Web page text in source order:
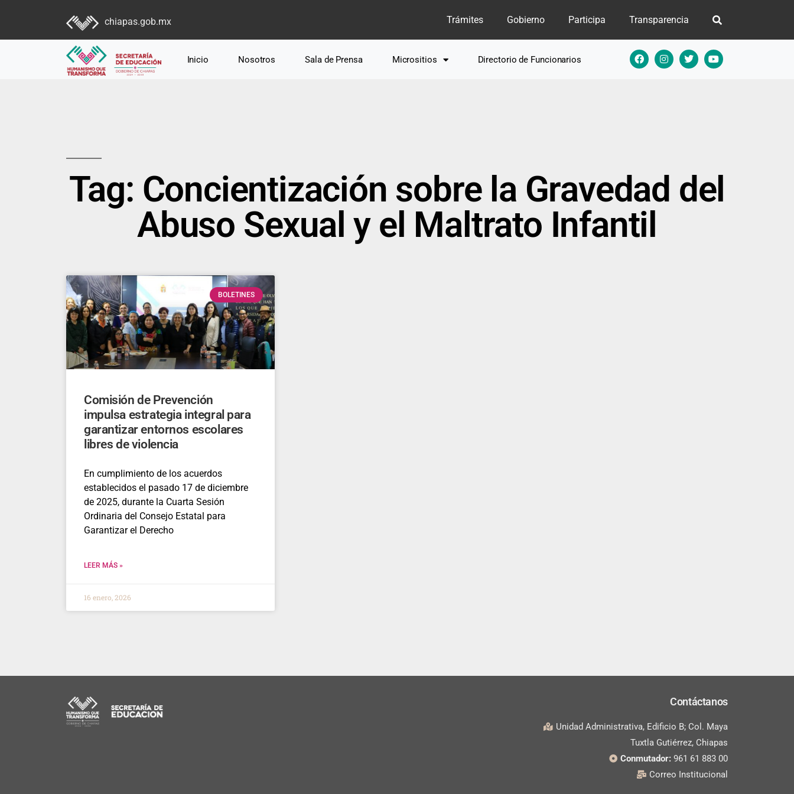
chiapas.gob.mx Trámites Gobierno Participa Transparencia
Inicio Nosotros Sala de Prensa Micrositios Directorio de Funcionarios
Tag: Concientización sobre la Gravedad del
Abuso Sexual y el Maltrato Infantil
BOLETINES
Comisión de Prevención
impulsa estrategia integral para
garantizar entornos escolares
libres de violencia
En cumplimiento de los acuerdos
establecidos el pasado 17 de diciembre
de 2025, durante la Cuarta Sesión
Ordinaria del Consejo Estatal para
Garantizar el Derecho
LEER MÁS »
16 enero, 2026
Contáctanos
Unidad Administrativa, Edificio B; Col. Maya
Tuxtla Gutiérrez, Chiapas
Conmutador: 961 61 883 00
Correo Institucional